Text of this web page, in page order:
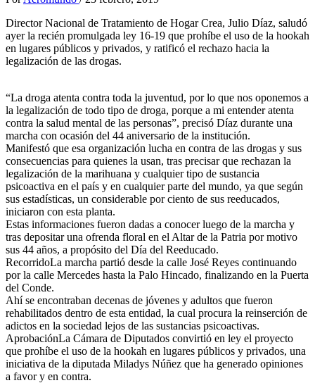
Director Nacional de Tratamiento de Hogar Crea, Julio Díaz, saludó
ayer la recién promulgada ley 16-19 que prohíbe el uso de la hookah
en lugares públicos y privados, y ratificó el rechazo hacia la
legalización de las drogas.
“La droga atenta contra toda la juventud, por lo que nos oponemos a
la legalización de todo tipo de droga, porque a mi entender atenta
contra la salud mental de las personas”, precisó Díaz durante una
marcha con ocasión del 44 aniversario de la institución.
Manifestó que esa organización lucha en contra de las drogas y sus
consecuencias para quienes la usan, tras precisar que rechazan la
legalización de la marihuana y cualquier tipo de sustancia
psicoactiva en el país y en cualquier parte del mundo, ya que según
sus estadísticas, un considerable por ciento de sus reeducados,
iniciaron con esta planta.
Estas informaciones fueron dadas a conocer luego de la marcha y
tras depositar una ofrenda floral en el Altar de la Patria por motivo
sus 44 años, a propósito del Día del Reeducado.
RecorridoLa marcha partió desde la calle José Reyes continuando
por la calle Mercedes hasta la Palo Hincado, finalizando en la Puerta
del Conde.
Ahí se encontraban decenas de jóvenes y adultos que fueron
rehabilitados dentro de esta entidad, la cual procura la reinserción de
adictos en la sociedad lejos de las sustancias psicoactivas.
AprobaciónLa Cámara de Diputados convirtió en ley el proyecto
que prohíbe el uso de la hookah en lugares públicos y privados, una
iniciativa de la diputada Miladys Núñez que ha generado opiniones
a favor y en contra.